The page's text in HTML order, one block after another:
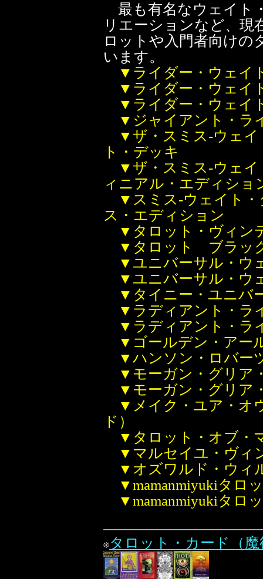
最も有名なウェイト
リエーションなど、現
ロットや入門者向けの
います。
▼ライダー・ウェイ
▼ライダー・ウェイ
▼ライダー・ウェイ
▼ジャイアント・ラ
▼ザ・スミス-ウェ
ト・デッキ
▼ザ・スミス-ウェ
ィニアル・エディショ
▼スミス-ウェイト・
ス・エディション
▼タロット・ヴィン
▼タロット ブラッ
▼ユニバーサル・ウ
▼ユニバーサル・ウ
▼タイニー・ユニバ
▼ラディアント・ラ
▼ラディアント・ラ
▼ゴールデン・アー
▼ハンソン・ロバー
▼モーガン・グリア
▼モーガン・グリア
▼メイク・ユア・オ
ド）
▼タロット・オブ・
▼マルセイユ・ヴィ
▼オズワルド・ウィ
▼mamanmiyukiタロ
▼mamanmiyukiタロ
タロット・カード（